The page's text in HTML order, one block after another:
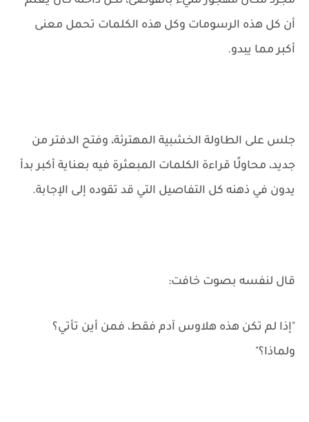
أن كل هذه الرسومات وكل هذه الكلمات تحمل معنى
أكبر مما يبدو.
جلس على الطاولة الخشبية المهترئة، وفتح الدفتر من
جديد، محاولًا قراءة الكلمات المبعثرة فيه بعناية أكبر بدأ
يدون في ذهنه كل التفاصيل التي قد تقوده إلى الإجابة.
قال لنفسه بصوت خافت:
"إذا لم تكن هذه هلاوس آدم فقط، فمن أين تأتي؟
ولماذا؟"